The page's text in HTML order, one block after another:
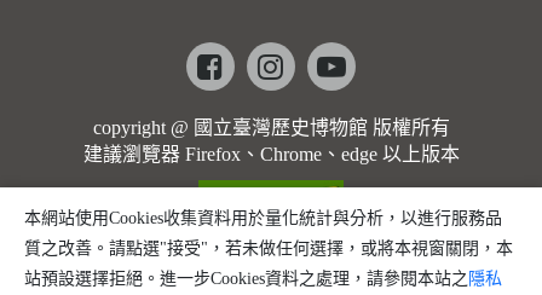
馬勒大地
之歌】
Facebookinstagramyoutube
copyright @ 國立臺灣歷史博物館 版權所有
建議瀏覽器 Firefox、Chrome、edge 以上版本
本網站使用Cookies收集資料用於量化統計與分析，以進行服務品
質之改善。請點選"接受"，若未做任何選擇，或將本視窗關閉，本
站預設選擇拒絕。進一步Cookies資料之處理，請參閱本站之 隱私